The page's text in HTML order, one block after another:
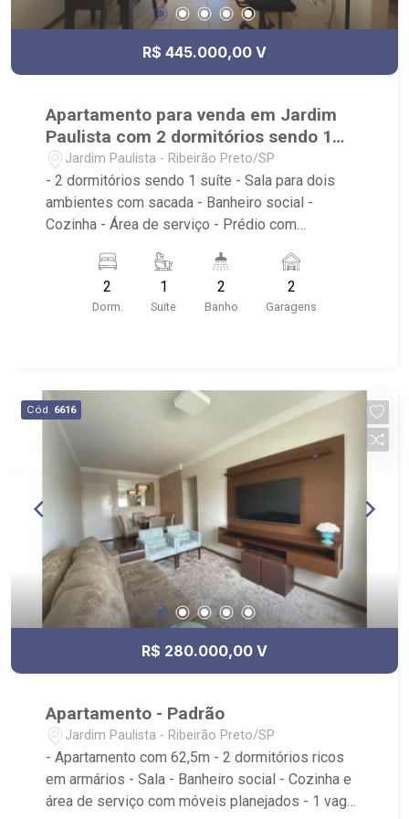
R$ 445.000,00 V
Apartamento para venda em Jardim
Paulista com 2 dormitórios sendo 1
suíteJardim Paulista - Ribeirão Preto/SP
- 2 dormitórios sendo 1 suíte - Sala para dois
ambientes com sacada - Banheiro social -
Cozinha - Área de serviço - Prédio com
garagem cobertas (gaveta) - Ótima localização,
próximo ao Estádio do Comercial, Mini
Rodoviária, restaurantes, posto de combustível,
2
Dorm.
1
Suite
2
Banho
2
Garagens
Cód. 6616
R$ 280.000,00 V
Apartamento - Padrão
Jardim Paulista - Ribeirão Preto/SP
- Apartamento com 62,5m - 2 dormitórios ricos
em armários - Sala - Banheiro social - Cozinha e
área de serviço com móveis planejados - 1 vaga